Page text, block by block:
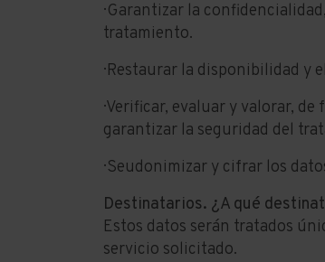
· Garantizar la
tratamiento.
· Restaurar la disponibilidad y
· Verificar, evaluar y valorar,
garantizar la seguridad del
· Seudonimizar y cifrar los
Destinatarios. ¿A qué
Estos datos serán tratados
servicio solicitado.